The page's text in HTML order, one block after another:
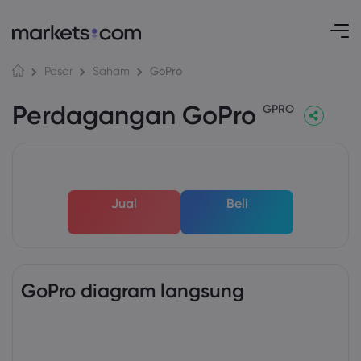
Pasar Saham GoPro
Perdagangan GoPro GPRO
Jual Beli
GoPro diagram langsung